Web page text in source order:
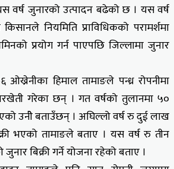
वर्ष जुनारको उत्पादन बढेको छ । यस वर्ष
नियमिति प्राविधिकको परामर्शमा
प्रयोग गर्न पाएपछि जिल्लामा जुनार
ओख्रेनीका हिमाल तामाङले पन्ध्र रोपनीमा
गरेका छन् । गत वर्षको तुलानमा ५०
उनीे बताउँछन् । अघिल्लो वर्ष रु दुई लाख
भएको तामाङले बताए । यस वर्ष रु तीन
बिक्री गर्ने योजना रहेको बताए ।